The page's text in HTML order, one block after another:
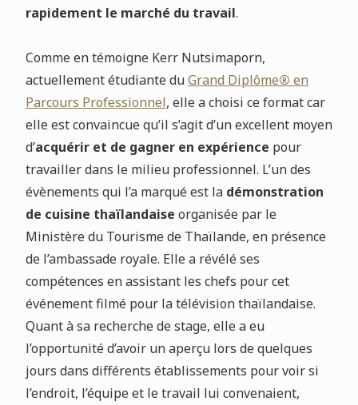
rapidement le marché du travail.
Comme en témoigne Kerr Nutsimaporn,
actuellement étudiante duGrand Diplôme® en
Parcours Professionnel, elle a choisi ce format car
elle est convaincue qu’il s’agit d’un excellent moyen
d’acquérir et de gagner en expérience pour
travailler dans le milieu professionnel. L’un des
évènements qui l’a marqué est la démonstration
de cuisine thaïlandaise organisée par le
Ministère du Tourisme de Thaïlande, en présence
de l’ambassade royale. Elle a révélé ses
compétences en assistant les chefs pour cet
événement filmé pour la télévision thaïlandaise.
Quant à sa recherche de stage, elle a eu
l’opportunité d’avoir un aperçu lors de quelques
jours dans différents établissements pour voir si
l’endroit, l’équipe et le travail lui convenaient,